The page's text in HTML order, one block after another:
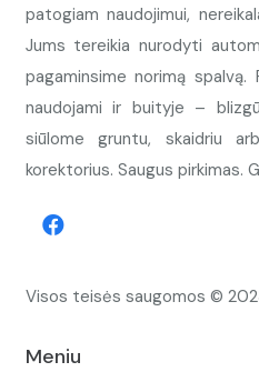
patogiam naudojimui,
Jums tereikia nurodyti
pagaminsime norimą
naudojami ir buityje –
siūlome gruntu, skaidriu
korektorius. Saugus pirkimas.
Visos teisės saugomos ©
Meniu